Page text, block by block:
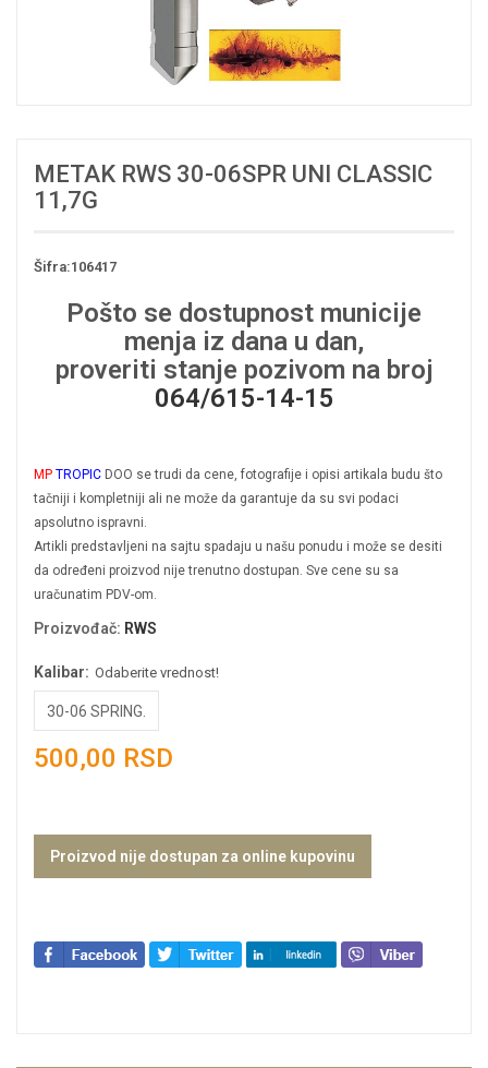
METAK RWS 30-06SPR UNI CLASSIC
11,7G
Šifra:106417
Pošto se dostupnost municije
menja iz dana u dan,
proveriti stanje pozivom na broj
064/615-14-15
MP TROPIC DOO se trudi da cene, fotografije i opisi artikala budu što
tačniji i kompletniji ali ne može da garantuje da su svi podaci
apsolutno ispravni.
Artikli predstavljeni na sajtu spadaju u našu ponudu i može se desiti
da određeni proizvod nije trenutno dostupan. Sve cene su sa
uračunatim PDV-om.
Proizvođač: RWS
Kalibar: Odaberite vrednost!
30-06 SPRING.
500,00 RSD
Proizvod nije dostupan za online kupovinu